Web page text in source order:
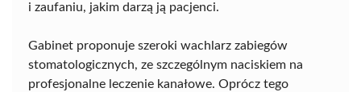
i zaufaniu, jakim darzą ją pacjenci.
Gabinet proponuje szeroki wachlarz zabiegów
stomatologicznych, ze szczególnym naciskiem na
profesjonalne leczenie kanałowe. Oprócz tego